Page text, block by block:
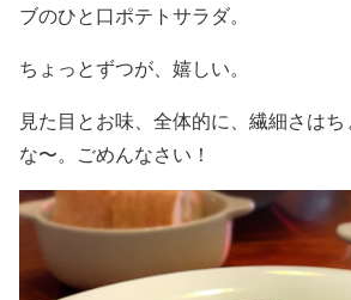
ブのひと口ポテトサラダ。
ちょっとずつが、嬉しい。
見た目とお味、全体的に、繊細さは
な〜。ごめんなさい！